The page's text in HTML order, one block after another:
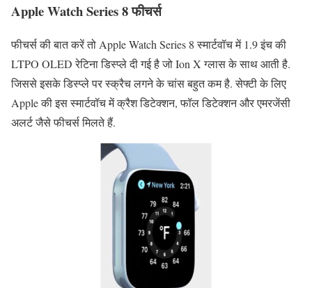
Apple Watch Series 8 फीचर्स
फीचर्स की बात करें तो Apple Watch Series 8 स्मार्टवॉच में 1.9 इंच की
LTPO OLED रेटिना डिस्प्ले दी गई है जो Ion X ग्लास के साथ आती है.
जिससे इसके डिस्प्ले पर स्क्रैच लगने के चांस बहुत कम है. सेफ्टी के लिए
Apple की इस स्मार्टवॉच में क्रैश डिटेक्शन, फॉल डिटेक्शन और एमरजेंसी
अलर्ट जैसे फीचर्स मिलते हैं.